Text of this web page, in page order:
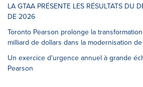
LA GTAA PRÉSENTE LES RÉSULTATS DU
DE 2026
Toronto Pearson prolonge la
milliard de dollars dans la modernisation
Un exercice d'urgence annuel à grande
Pearson